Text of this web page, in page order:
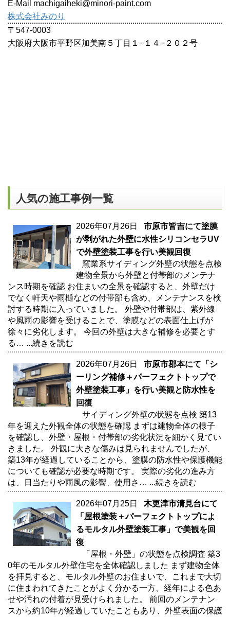
E-Mail machigaiheki@minori-paint.com
株式会社みのり
〒547-0003
大阪府大阪市平野区加美南５丁目１−１４−２０２号
人気の施工事例一覧
2026年07月26日 市原市皆吉にて塗膜
が剥がれた外壁に水性シリコンセラUV
で外壁塗装工事を行い美観回復
窯業系サイディング外壁の状態を点検
建物全景から外壁と付帯部のメンテナ
ンス時期を確認 お住まいの全景を確認すると、外壁だけ
でなく軒天や雨樋などの付帯部も含め、メンテナンスを検
討する時期に入っていました。 外壁や付帯部は、紫外線
や風雨の影響を受けることで、塗膜などの表面仕上げが
徐々に劣化します。 今回の外壁は大きな補修を必要とす
る… ...続きを読む
2026年07月26日 市原市郡本にて「シ
ーリング補修＋パーフェクトトップで
外壁塗装工事」を行い美観と防水性を
回復
サイディング外壁の状態を点検 築13
年を迎えた外観全体の状態を確認 まずは建物全体の様子
を確認し、外壁・屋根・付帯部の劣化状況を細かく見てい
きました。 外観に大きな傷みは見られませんでしたが、
築13年が経過していることから、塗膜の防水性や保護機能
についても確認が必要な時期です。 実際の劣化の進み方
は、日当たりや雨風の影響、使用さ… ...続きを読む
2026年07月25日 木更津市清見台にて
「屋根塗装＋パーフェクトトップによ
るモルタル外壁塗装工事」で美観を回
復
「屋根・外壁」の状態を点検調査 築3
0年のモルタル外壁住宅を全体確認しました まず建物全体
を拝見すると、モルタル外壁のお住まいで、これまで大切
に住まわれてきたことがよく分かる一方、経年による色あ
せや汚れの付着が見受けられました。 前回のメンテナン
スから約10年が経過していたこともあり、外壁表面の保護